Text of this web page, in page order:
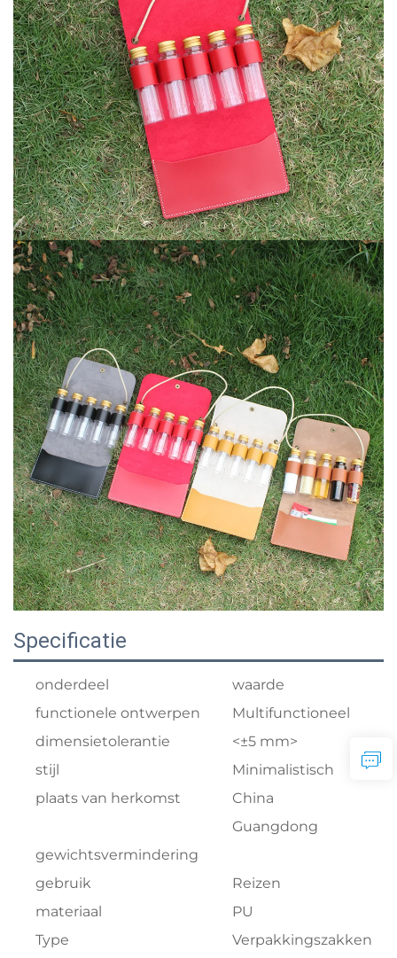
Specificatie
onderdeel
waarde
functionele ontwerpen
Multifunctioneel
dimensietolerantie
<±5 mm>
stijl
Minimalistisch
plaats van herkomst
China
Guangdong
gewichtsvermindering
gebruik
Reizen
materiaal
PU
Type
Verpakkingszakken